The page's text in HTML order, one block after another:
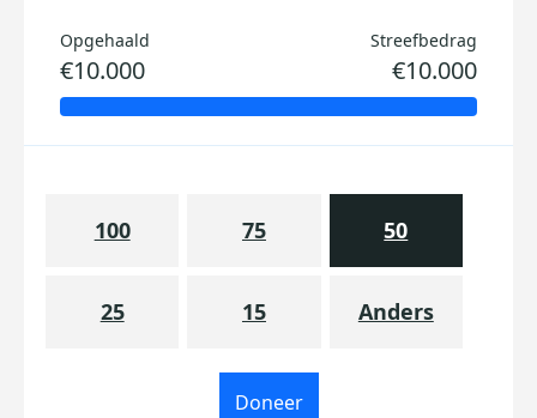
Opgehaald
€10.000
Streefbedrag
€10.000
100 75 50
25 15 Anders
Doneer